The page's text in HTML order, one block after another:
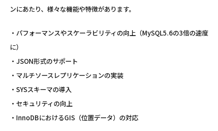
ンにあたり、様々な機能や特徴があります。
・パフォーマンスやスケーラビリティの向上（MySQL5.6の3倍の速度
に）
・JSON形式のサポート
・マルチソースレプリケーションの実装
・SYSスキーマの導入
・セキュリティの向上
・InnoDBにおけるGIS（位置データ）の対応